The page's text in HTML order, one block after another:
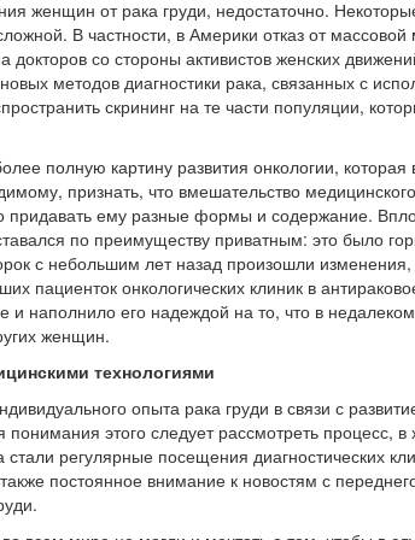
женщин от рака груди, недостаточно.
В частности, в Америки отказ от
докторов со стороны активистов женских
методов диагностики рака, связанных с
скрининг на те части популяции,
полную картину развития онкологии,
признать, что вмешательство
придавать ему разные формы и содержание.
по преимуществу приватным: это было
с небольшим лет назад произошли
пациенток онкологических клиник в
и наполнило его надеждой на то, что в
женщин.
технологиями
опыта рака груди в связи с
понимания этого следует рассмотреть процесс, в
стали регулярные посещения диагностических
постоянное внимание к новостям с